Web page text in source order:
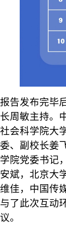
报告发布完毕
长周敏主持。
社会科学院大
委、副校长姜
学院党委书记
安斌，北京大
维佳，中国传
与了此次互动
议。